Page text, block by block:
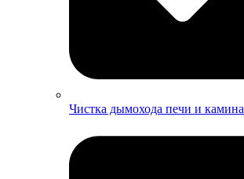
Чистка дымохода печи и камина